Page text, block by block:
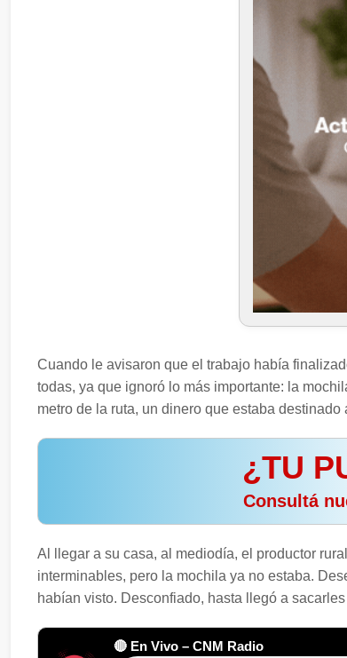
Cuando le avisaron que el trabajo había
todas, ya que ignoró lo más importante: la
metro de la ruta, un dinero que estaba
¿TU
Consultá
Al llegar a su casa, al mediodía, el productor
interminables, pero la mochila ya no estaba.
habían visto. Desconfiado, hasta llegó a
🔴 En Vivo – CNM Radio